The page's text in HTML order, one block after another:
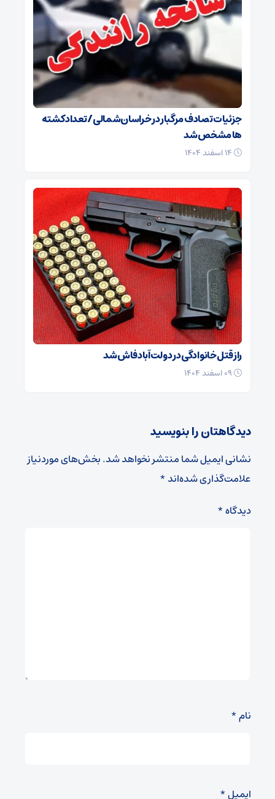
جزئیات تصادف مرگبار در خراسان‌شمالی/ تعداد کشته
ها مشخص شد
راز قتل خانوادگی در دولت‌آباد فاش شد
دیدگاهتان را بنویسید
نشانی ایمیل شما منتشر نخواهد شد.بخش‌های موردنیاز
علامت‌گذاری شده‌اند*
دیدگاه*
نام*
ایمیل*